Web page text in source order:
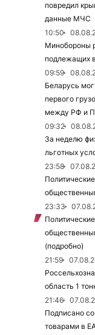
повредил
данные МЧС
10:50
Минобороны
подлежащих
09:59
Беларусь
первого
между РФ и
09:32
За неделю
льготных
23:58
23:33
(подробно)
21:59
область 1
21:46
Подписано
товарами в